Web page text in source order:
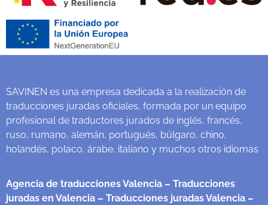
SAVINEN es una empresa dedicada a la realización de
traducciones juradas oficiales, formada por un equipo
profesional de traductores jurados de inglés, francés,
ruso, rumano, alemán, portugués, búlgaro, chino,
holandés, polaco, árabe, italiano y muchos otros idiomas
Agencia de traducciones Valencia – Traducciones
juradas en Valencia – Traducciones juradas Valencia –